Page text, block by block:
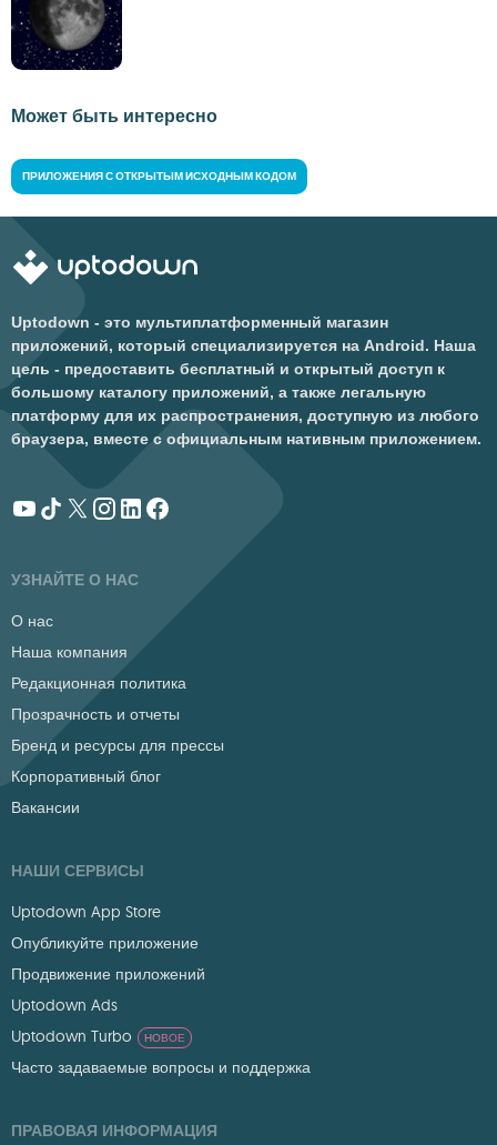
Может быть интересно
ПРИЛОЖЕНИЯ С ОТКРЫТЫМ ИСХОДНЫМ КОДОМ
Uptodown - это мультиплатформенный магазин
приложений, который специализируется на Android. Наша
цель - предоставить бесплатный и открытый доступ к
большому каталогу приложений, а также легальную
платформу для их распространения, доступную из любого
браузера, вместе с официальным нативным приложением.
УЗНАЙТЕ О НАС
О нас
Наша компания
Редакционная политика
Прозрачность и отчеты
Бренд и ресурсы для прессы
Корпоративный блог
Вакансии
НАШИ СЕРВИСЫ
Uptodown App Store
Опубликуйте приложение
Продвижение приложений
Uptodown Ads
Uptodown Turbo
НОВОЕ
Часто задаваемые вопросы и поддержка
ПРАВОВАЯ ИНФОРМАЦИЯ